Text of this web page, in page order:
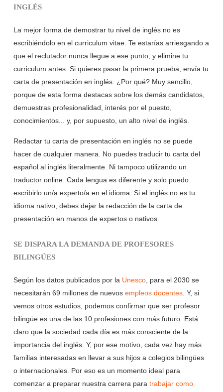
INGLÉS
La mejor forma de demostrar tu nivel de inglés no es
escribiéndolo en el curriculum vitae. Te estarías arriesgando a
que el reclutador nunca llegue a ese punto, y elimine tu
curriculum antes. Si quieres pasar la primera prueba, envía tu
carta de presentación en inglés. ¿Por qué? Muy sencillo,
porque de esta forma destacas sobre los demás candidatos,
demuestras profesionalidad, interés por el puesto,
conocimientos... y, por supuesto, un alto nivel de inglés.
Redactar tu carta de presentación en inglés no se puede
hacer de cualquier manera. No puedes traducir tu carta del
español al inglés literalmente. Ni tampoco utilizando un
traductor online. Cada lengua es diferente y solo puedo
escribirlo un/a experto/a en el idioma. Si el inglés no es tu
idioma nativo, debes dejar la redacción de la carta de
presentación en manos de expertos o nativos.
SE DISPARA LA DEMANDA DE PROFESORES
BILINGÜES
Según los datos publicados por la Unesco, para el 2030 se
necesitarán 69 millones de nuevos empleos docentes. Y, si
vemos otros estudios, podemos confirmar que ser profesor
bilingüe es una de las 10 profesiones con más futuro. Está
claro que la sociedad cada día es más consciente de la
importancia del inglés. Y, por ese motivo, cada vez hay más
familias interesadas en llevar a sus hijos a colegios bilingües
o internacionales. Por eso es un momento ideal para
comenzar a preparar nuestra carrera para trabajar como